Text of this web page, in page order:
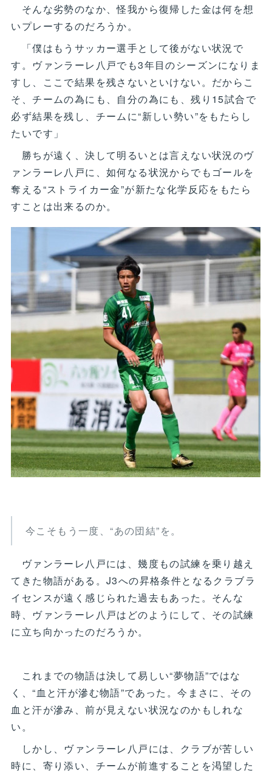
そんな劣勢のなか、怪我から復帰した金は何を想
いプレーするのだろうか。
「僕はもうサッカー選手として後がない状況で
す。ヴァンラーレ八戸でも3年目のシーズンになりま
すし、ここで結果を残さないといけない。だからこ
そ、チームの為にも、自分の為にも、残り15試合で
必ず結果を残し、チームに“新しい勢い”をもたらし
たいです」
勝ちが遠く、決して明るいとは言えない状況のヴ
ァンラーレ八戸に、如何なる状況からでもゴールを
奪える“ストライカー金”が新たな化学反応をもたら
すことは出来るのか。
今こそもう一度、“あの団結”を。
ヴァンラーレ八戸には、幾度もの試練を乗り越え
てきた物語がある。J3への昇格条件となるクラブラ
イセンスが遠く感じられた過去もあった。そんな
時、ヴァンラーレ八戸はどのようにして、その試練
に立ち向かったのだろうか。
これまでの物語は決して易しい“夢物語”ではな
く、“血と汗が滲む物語”であった。今まさに、その
血と汗が滲み、前が見えない状況なのかもしれな
い。
しかし、ヴァンラーレ八戸には、クラブが苦しい
時に、寄り添い、チームが前進することを渇望した